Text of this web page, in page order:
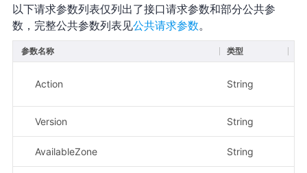
以下请求参数列表仅列出了接口请求参数和部分公共参
数，完整公共参数列表见公共请求参数。
参数名称 类型
Action String
Version String
AvailableZone String